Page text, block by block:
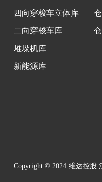
四向穿梭车立体库
二向穿梭车库
堆垛机库
新能源库
Copyright © 2024 维达控股